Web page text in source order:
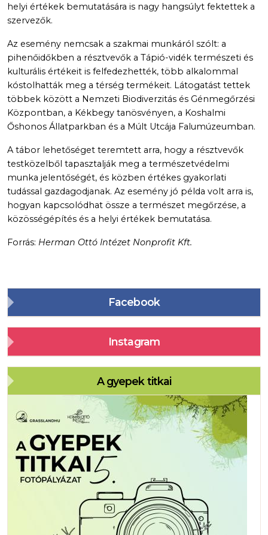
helyi értékek bemutatására is nagy hangsúlyt fektettek a
szervezők.
Az esemény nemcsak a szakmai munkáról szólt: a
pihenőidőkben a résztvevők a Tápió-vidék természeti és
kulturális értékeit is felfedezhették, több alkalommal
kóstolhatták meg a térség termékeit. Látogatást tettek
többek között a Nemzeti Biodiverzitás és Génmegőrzési
Központban, a Kékbegy tanösvényen, a Koshalmi
Őshonos Állatparkban és a Múlt Utcája Falumúzeumban.
A tábor lehetőséget teremtett arra, hogy a résztvevők
testközelből tapasztalják meg a természetvédelmi
munka jelentőségét, és közben értékes gyakorlati
tudással gazdagodjanak. Az esemény jó példa volt arra is,
hogyan kapcsolódhat össze a természet megőrzése, a
közösségépítés és a helyi értékek bemutatása.
Forrás: Herman Ottó Intézet Nonprofit Kft.
Facebook
Instagram
A gyepek titkai